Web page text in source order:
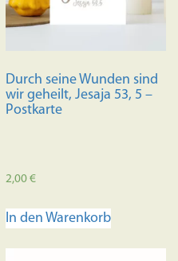
der
werden
Durch seine Wunden sind
wir geheilt, Jesaja 53, 5 –
Postkarte
2,00€
In den Warenkorb